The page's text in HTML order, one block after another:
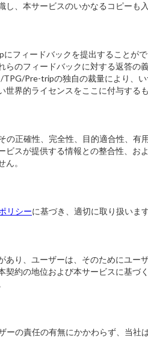
、本サービスのいかなるコピーも
フィードバックを提出することが
らのフィードバックに対する返答
Pre-tripの独自の裁量により
界的ライセンスをここに付与するも
正確性、完全性、目的適合性、有
スが提供する情報との整合性、
。
リシーに基づき、適切に取り扱います
り、ユーザーは、そのためにユー
約の地位および本サービスに基
の責任の有無にかかわらず、当